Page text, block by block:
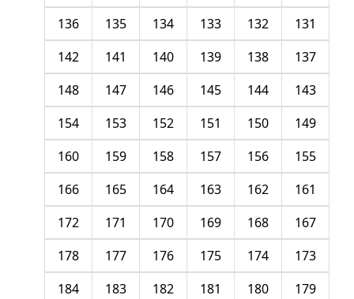
131
132
133
134
135
136
137
138
139
140
141
142
143
144
145
146
147
148
149
150
151
152
153
154
155
156
157
158
159
160
161
162
163
164
165
166
167
168
169
170
171
172
173
174
175
176
177
178
179
180
181
182
183
184